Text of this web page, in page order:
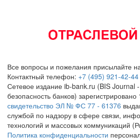
Все вопросы и пожелания присылайте
Контактный телефон: +7 (495) 921-42-44
Сетевое издание ib-bank.ru (BIS
безопасность банков)
свидетельство ЭЛ № ФС 77 - 61376
службой по надзору в сфере связи,
технологий и массовых коммуникаций
Политика конфиденциальности